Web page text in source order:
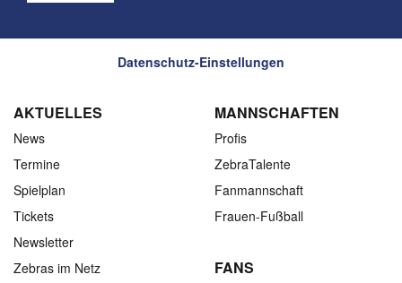
Datenschutz-Einstellungen
AKTUELLES
News
Termine
Spielplan
Tickets
Newsletter
Zebras im Netz
MANNSCHAFTEN
Profis
ZebraTalente
Fanmannschaft
Frauen-Fußball
FANS